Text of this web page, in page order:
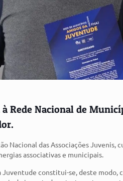
Rede Nacional de
Nacional das Associações
associativas e municipais.
constitui-se, deste modo,